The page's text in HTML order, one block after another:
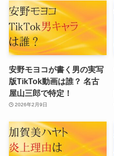
安野モヨコが書く男の実写
版TikTok動画は誰？ 名古
屋山三郎で特定！
2026年2月9日